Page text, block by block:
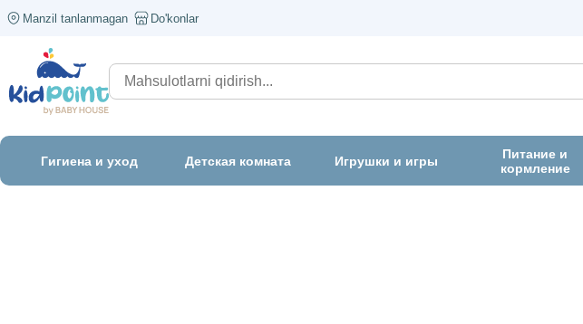
Manzil tanlanmagan Do'konlar
Гигиена и уход Детская комната Игрушки и игры
Питание и
кормление